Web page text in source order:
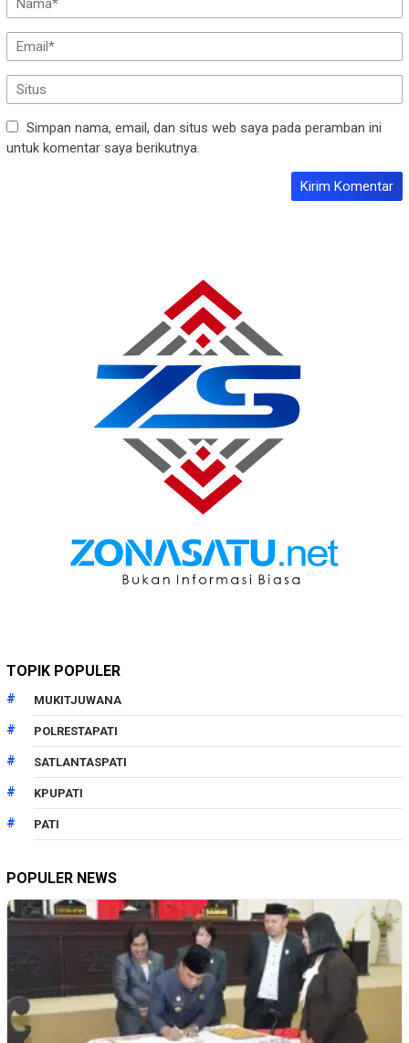
Simpan nama, email, dan situs web saya pada peramban ini
untuk komentar saya berikutnya.
TOPIK POPULER
MUKITJUWANA
POLRESTAPATI
SATLANTASPATI
KPUPATI
PATI
POPULER NEWS